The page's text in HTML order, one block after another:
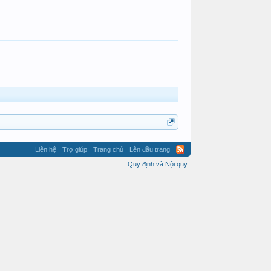
Liên hệ Trợ giúp Trang chủ
Lên đầu trang
Quy định và Nội quy